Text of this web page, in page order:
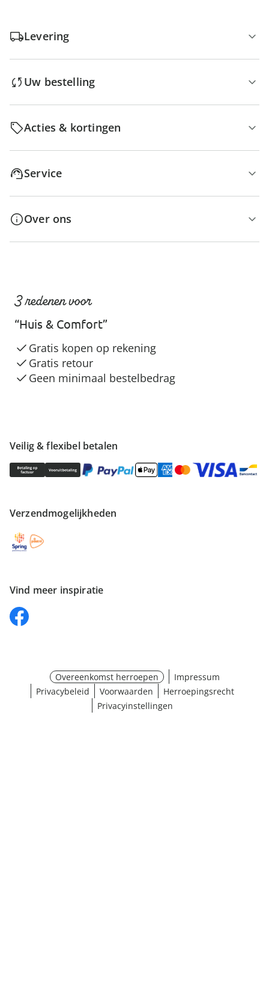
Levering
Uw bestelling
Acties & kortingen
Service
Over ons
Veilig & flexibel betalen
Verzendmogelijkheden
Vind meer inspiratie
3 redenen voor
“Huis & Comfort”
Gratis kopen op rekening
Gratis retour
Geen minimaal bestelbedrag
Overeenkomst herroepen
Impressum
Privacybeleid
Voorwaarden
Herroepingsrecht
Privacyinstellingen